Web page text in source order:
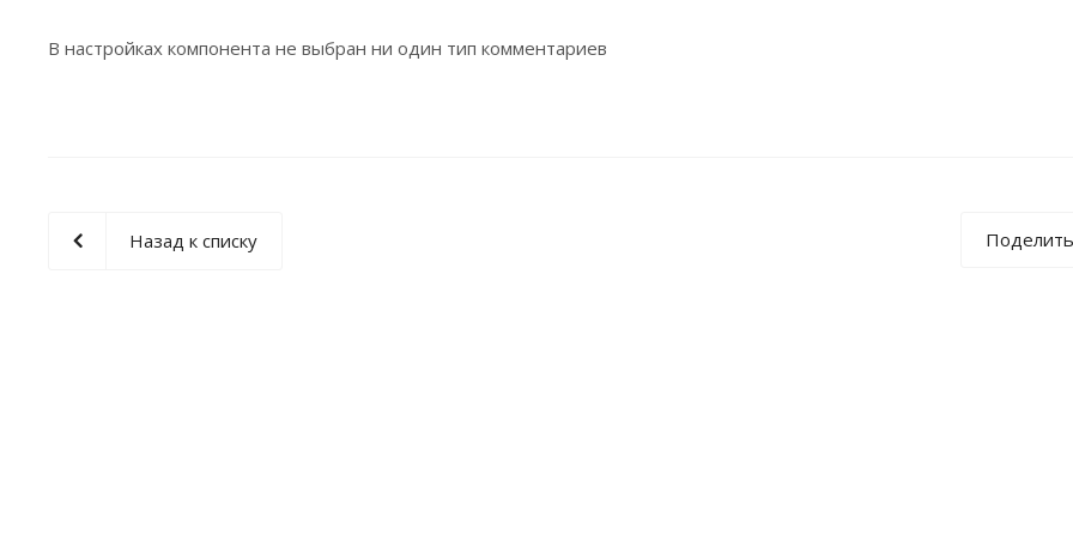
В настройках компонента не выбран ни один тип комментариев
Назад к списку